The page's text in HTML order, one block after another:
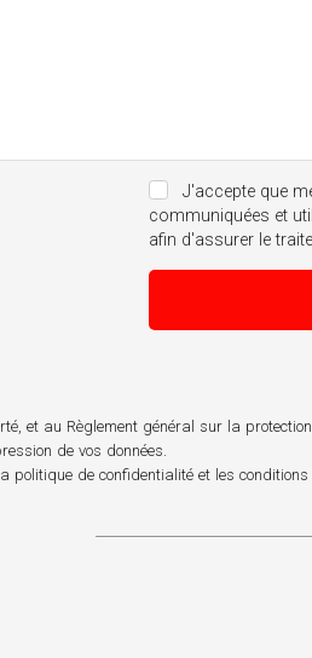
J'accepte que
communiquées et
afin d'assurer le
et au Règlement général sur la
de vos données.
politique de confidentialité et les